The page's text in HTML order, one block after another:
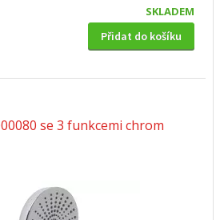
SKLADEM
Přidat do košíku
se 3 funkcemi chrom